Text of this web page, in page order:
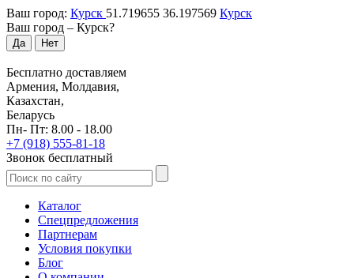
Ваш город: Курск 51.719655 36.197569 Курск
Ваш город – Курск?
Да Нет
Бесплатно доставляем
Армения, Молдавия,
Казахстан,
Беларусь
Пн- Пт: 8.00 - 18.00
+7 (918) 555-81-18
Звонок бесплатный
Каталог
Спецпредложения
Партнерам
Условия покупки
Блог